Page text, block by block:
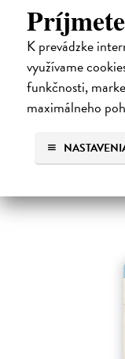
K prevádzke
využívame
funkčnosti,
maximálneho
Prekvapení
Wright N.T.|
Mnohí ľudia takmer
túto konečnú a pevnú
„posmrtnom“ živote.
konečná nádej…
Na stiahnutie
10,90 €